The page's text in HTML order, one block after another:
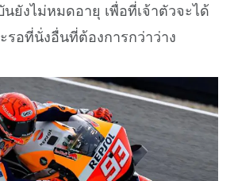
ยังไม่หมดอายุ เพื่อที่เจ้าตัวจะได้
อที่นั่งอื่นที่ต้องการกว่าว่าง